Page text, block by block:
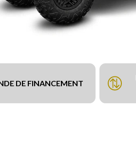
DE FINANCEMENT